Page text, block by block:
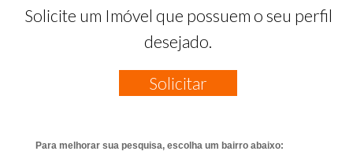
Solicite um Imóvel que possuem o seu perfil
desejado.
Solicitar
Para melhorar sua pesquisa, escolha um bairro abaixo: